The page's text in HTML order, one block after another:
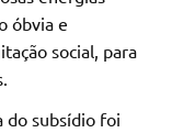
óbvia e
social, para
do subsídio foi